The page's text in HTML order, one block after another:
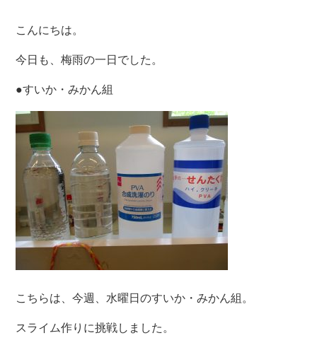
こんにちは。
今日も、梅雨の一日でした。
●すいか・みかん組
こちらは、今週、水曜日のすいか・みかん組。
スライム作りに挑戦しました。